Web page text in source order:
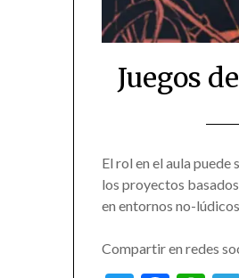
Juegos
El rol en el aula
los proyectos
en entornos no-
Compartir en redes